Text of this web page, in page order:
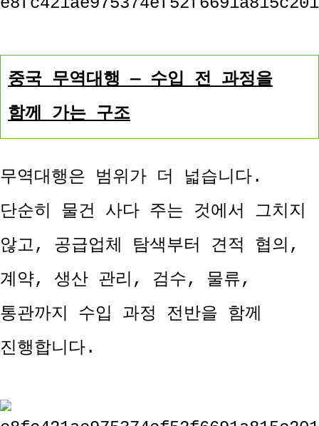
중국 무역대행 — 수입 전 과정을
함께 가는 구조
무역대행은 범위가 더 넓습니다.
단순히 물건 사다 주는 것에서 그치지
않고, 공급업체 탐색부터 견적 협의,
계약, 생산 관리, 검수, 물류,
통관까지 수입 과정 전반을 함께
진행합니다.